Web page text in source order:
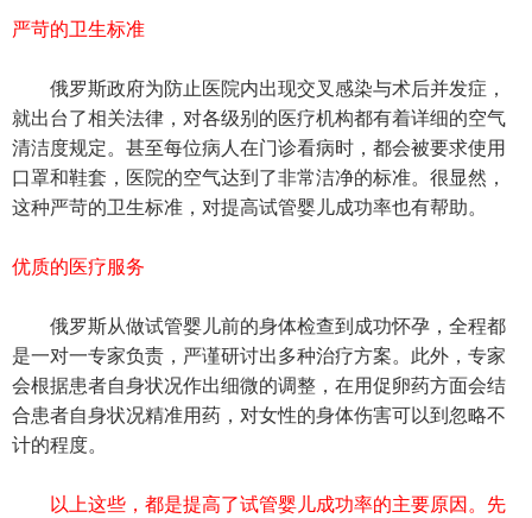
严苛的卫生标准
俄罗斯政府为防止医院内出现交叉感染与术后并发症，
就出台了相关法律，对各级别的医疗机构都有着详细的空气
清洁度规定。甚至每位病人在门诊看病时，都会被要求使用
口罩和鞋套，医院的空气达到了非常洁净的标准。很显然，
这种严苛的卫生标准，对提高试管婴儿成功率也有帮助。
优质的医疗服务
俄罗斯从做试管婴儿前的身体检查到成功怀孕，全程都
是一对一专家负责，严谨研讨出多种治疗方案。此外，专家
会根据患者自身状况作出细微的调整，在用促卵药方面会结
合患者自身状况精准用药，对女性的身体伤害可以到忽略不
计的程度。
以上这些，都是提高了试管婴儿成功率的主要原因。先